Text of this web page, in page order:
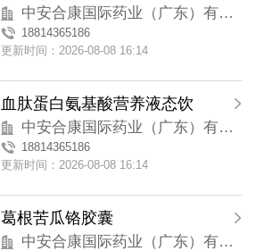
中安合康国际药业（广东）有限公司
18814365186
更新时间：2026-08-08 16:14
血肽蛋白氨基酸营养液态饮
中安合康国际药业（广东）有限公司
18814365186
更新时间：2026-08-08 16:14
葛根苦瓜铬胶囊
中安合康国际药业（广东）有限公司